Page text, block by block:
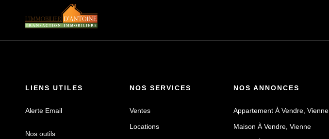
LIENS UTILES
Alerte Email
Nos outils
NOS SERVICES
Ventes
Locations
NOS ANNONCES
Appartement À Vendre, Vienne
Maison À Vendre, Vienne